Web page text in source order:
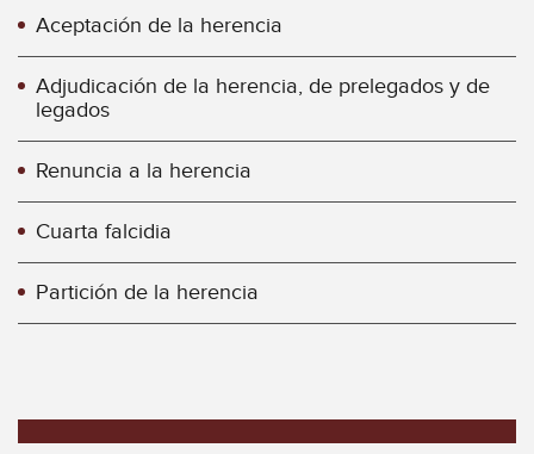
Aceptación de la herencia
Adjudicación de la herencia, de prelegados y de
legados
Renuncia a la herencia
Cuarta falcidia
Partición de la herencia